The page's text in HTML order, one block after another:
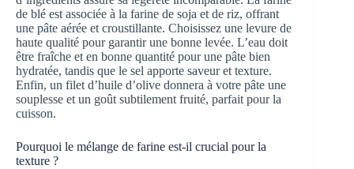
de blé est associée à la farine de soja et de riz, offrant
une pâte aérée et croustillante. Choisissez une levure de
haute qualité pour garantir une bonne levée. L’eau doit
être fraîche et en bonne quantité pour une pâte bien
hydratée, tandis que le sel apporte saveur et texture.
Enfin, un filet d’huile d’olive donnera à votre pâte une
souplesse et un goût subtilement fruité, parfait pour la
cuisson.
Pourquoi le mélange de farine est-il crucial pour la
texture ?